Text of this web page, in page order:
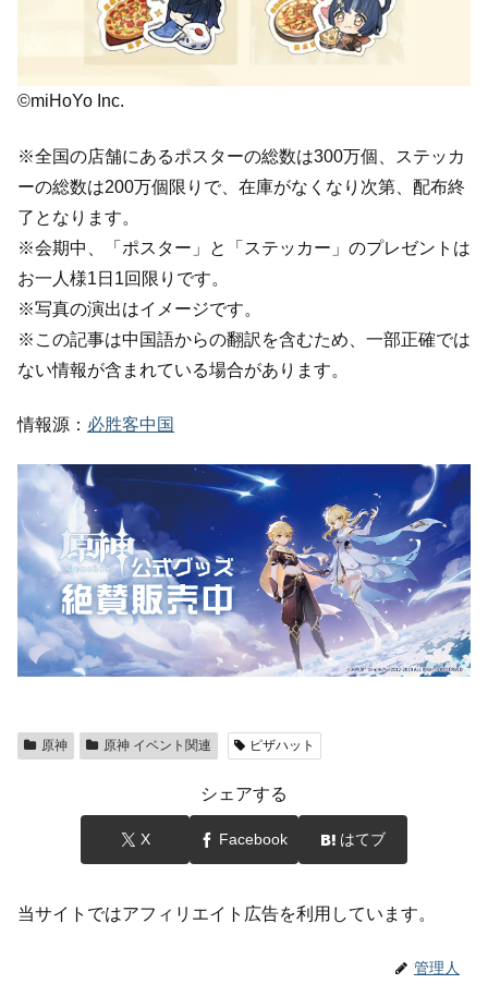
©miHoYo Inc.
※全国の店舗にあるポスターの総数は300万個、ステッカ
ーの総数は200万個限りで、在庫がなくなり次第、配布終
了となります。
※会期中、「ポスター」と「ステッカー」のプレゼントは
お一人様1日1回限りです。
※写真の演出はイメージです。
※この記事は中国語からの翻訳を含むため、一部正確では
ない情報が含まれている場合があります。
情報源： 必胜客中国
原神 原神 イベント関連 ピザハット
シェアする
X Facebook はてブ
当サイトではアフィリエイト広告を利用しています。
管理人